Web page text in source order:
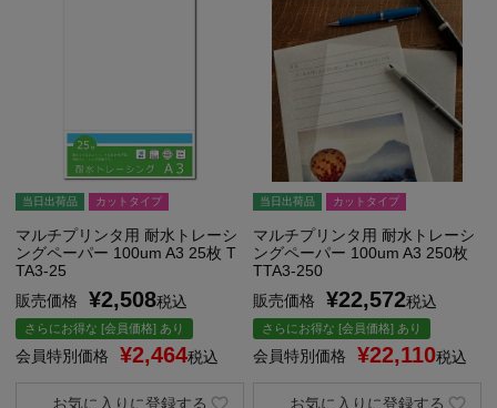
当日出荷品 カットタイプ
マルチプリンタ用 耐水トレーシ
ングペーパー 100um A3 25枚 T
TA3-25
販売価格
¥2,508税込
さらにお得な [会員価格] あり
会員特別価格 ¥2,464税込
お気に入りに登録する
当日出荷品 カットタイプ
マルチプリンタ用 耐水トレーシ
ングペーパー 100um A3 250枚
TTA3-250
販売価格
¥22,572税込
さらにお得な [会員価格] あり
会員特別価格 ¥22,110税込
お気に入りに登録する